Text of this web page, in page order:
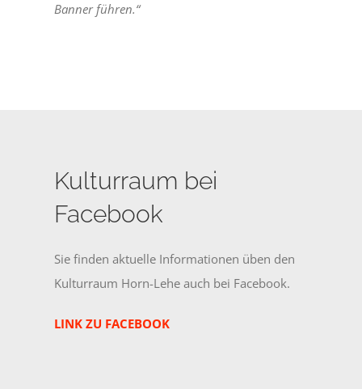
Banner führen.“
Kulturraum bei
Facebook
Sie finden aktuelle Informationen üben den
Kulturraum Horn-Lehe auch bei Facebook.
LINK ZU FACEBOOK